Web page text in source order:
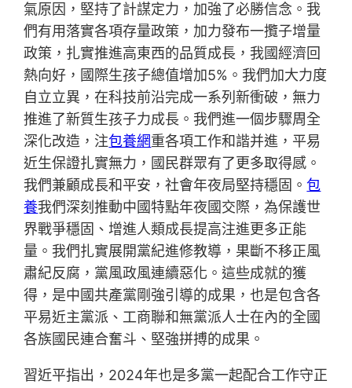
氣原因，堅持了計謀定力，加強了必勝信念。我
們有用落實各項存量政策，加力發布一攬子增量
政策，扎實推進高東西的品質成長，我國經濟回
熱向好，國際生孩子總值增加5%。我們加大力度
自立立異，在科技前沿完成一系列新衝破，無力
推進了新質生孩子力成長。我們進一個步驟周全
深化改造，注包養網重各項工作和諧并進，平易
近生保證扎實無力，國民群眾有了更多取得感。
我們兼顧成長和平安，社會年夜局堅持穩固。包
養我們深刻推動中國特點年夜國交際，為保護世
界戰爭穩固、增進人類成長提高注進更多正能
量。我們扎實展開黨紀進修教導，果斷不移正風
肅紀反腐，黨風政風連續惡化。這些成就的獲
得，是中國共產黨剛強引導的成果，也是包含各
平易近主黨派、工商聯和無黨派人士在內的全國
各族國民連合奮斗、堅強拼搏的成果。
習近平指出，2024年也是多黨一起配合工作守正